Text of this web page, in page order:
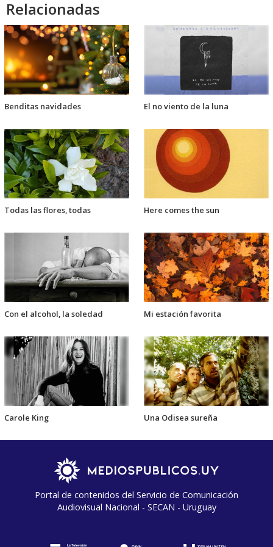
Relacionadas
Benditas navidades El no viento de la luna
Todas las flores, todas Here comes the sun
Con el alcohol, la soledad Mi estación favorita
Carole King Una Odisea sureña
Portal de contenidos del Servicio de Comunicación
Audiovisual Nacional - SECAN - Uruguay